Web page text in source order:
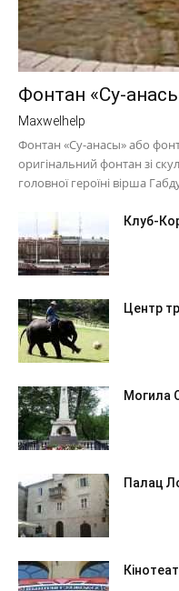
Фонтан «Су-
Maxwelhelp
Фонтан «Су-анасы» або
оригінальний фонтан зі
головної героїні вірша
Клуб-
Центр
Могила
Палац